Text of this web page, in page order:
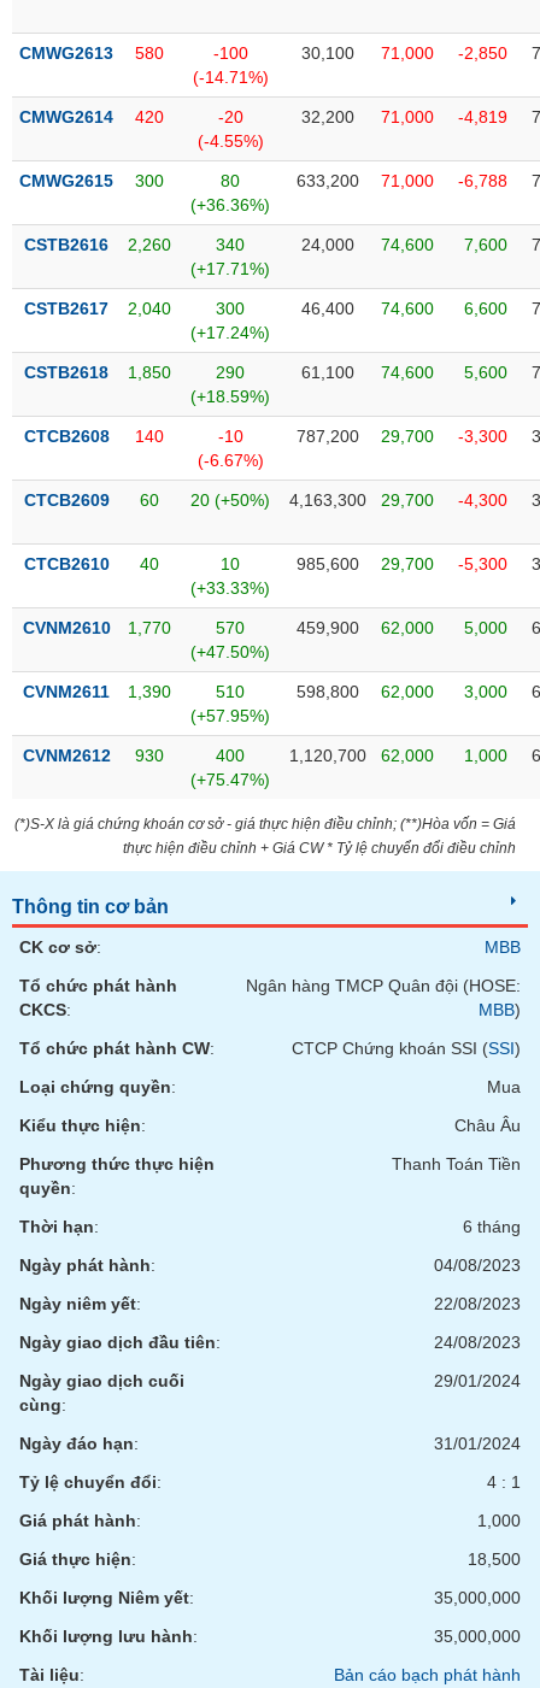
CMWG2613 580
-100
(-14.71%)
30,100 71,000 -2,850
CMWG2614 420
-20
(-4.55%)
32,200 71,000 -4,819
CMWG2615 300
80
(+36.36%)
633,200 71,000 -6,788
CSTB2616 2,260
340
(+17.71%)
24,000 74,600 7,600
CSTB2617 2,040
300
(+17.24%)
46,400 74,600 6,600
CSTB2618 1,850
290
(+18.59%)
61,100 74,600 5,600
CTCB2608 140
-10
(-6.67%)
787,200 29,700 -3,300
CTCB2609 60 20 (+50%) 4,163,300 29,700 -4,300
CTCB2610 40
10
(+33.33%)
985,600 29,700 -5,300
CVNM2610 1,770
570
(+47.50%)
459,900 62,000 5,000
CVNM2611 1,390
510
(+57.95%)
598,800 62,000 3,000
CVNM2612 930
400
(+75.47%)
1,120,700 62,000 1,000
(*)S-X là giá chứng khoán cơ sở - giá thực hiện điều chỉnh; (**)Hòa vốn = Giá
thực hiện điều chỉnh + Giá CW * Tỷ lệ chuyển đổi điều chỉnh
Thông tin cơ bản
CK cơ sở:
MBB
Tổ chức phát hành
CKCS:
Ngân hàng TMCP Quân đội (HOSE:
MBB)
Tổ chức phát hành CW: CTCP Chứng khoán SSI (SSI)
Loại chứng quyền:
Mua
Kiểu thực hiện:
Châu Âu
Phương thức thực hiện
quyền:
Thanh Toán Tiền
Thời hạn:
6 tháng
Ngày phát hành:
04/08/2023
Ngày niêm yết:
22/08/2023
Ngày giao dịch đầu tiên:
24/08/2023
Ngày giao dịch cuối
cùng:
29/01/2024
Ngày đáo hạn:
31/01/2024
Tỷ lệ chuyển đổi:
4 : 1
Giá phát hành:
1,000
Giá thực hiện:
18,500
Khối lượng Niêm yết:
35,000,000
Khối lượng lưu hành:
35,000,000
Tài liệu: Bản cáo bạch phát hành
(-)
Cổ phiếu Chỉ số
đạo
(-)
Tất cả Người nội bộ Người liên quan Cổ đông lớn
Tin
tức
của
giả
(-)
phân
tích
Thuật
ngữ
vụ
tạo
tài
Công
đầu
tư
Truyền
thông
chính
Dữ
liệu